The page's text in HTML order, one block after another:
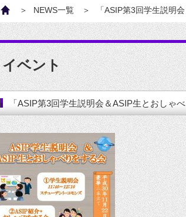
HOME NEWS一覧 「ASIP第3回学生説明
イベント
「ASIP第3回学生説明会＆ASIP生とおしゃ